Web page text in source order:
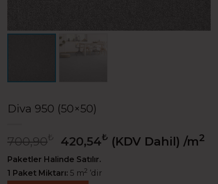
Diva 950 (50×50)
700,90₺
Orijinal
fiyat:
700,90₺.
420,54₺ Şu
andaki
(KDV Dahil) /m2
Paketler Halinde Satılır.
1 Paket Miktarı: 5 m2 ‘dir